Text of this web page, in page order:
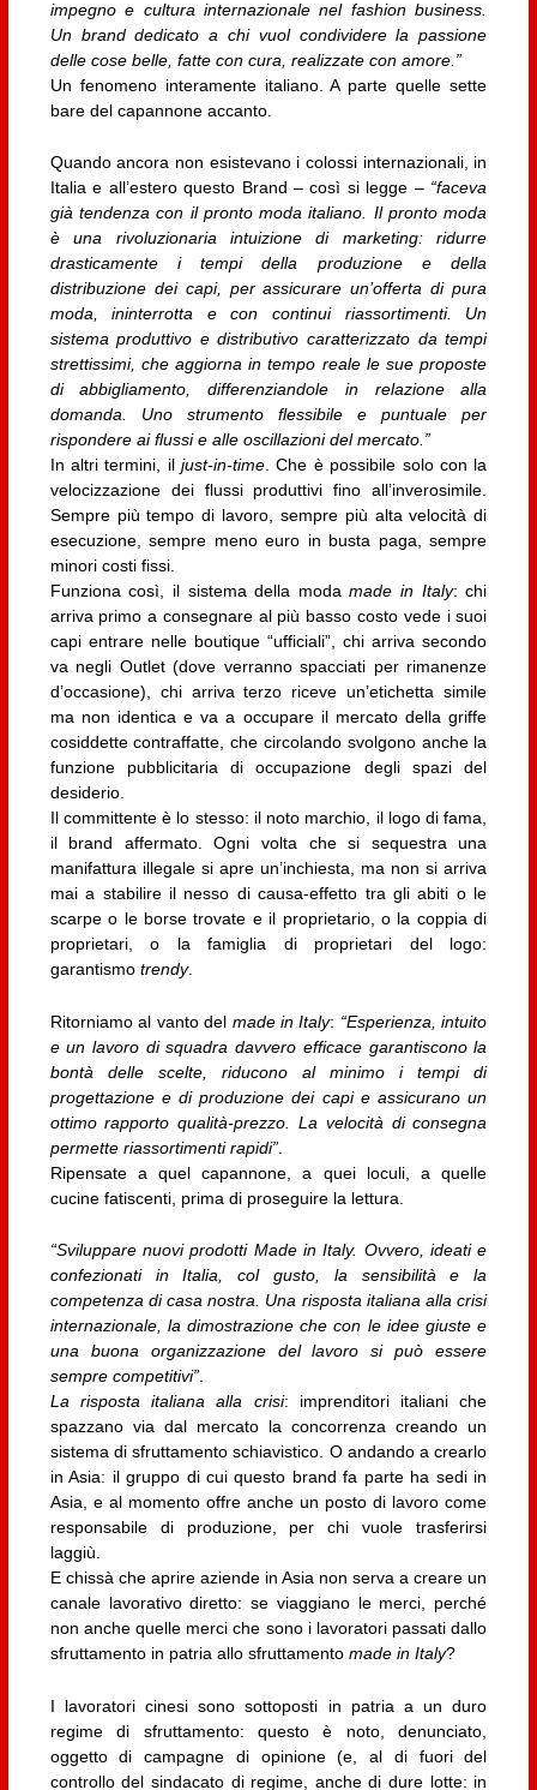
impegno e cultura internazionale nel fashion business.
Un brand dedicato a chi vuol condividere la passione
delle cose belle, fatte con cura, realizzate con amore.”
Un fenomeno interamente italiano. A parte quelle sette
bare del capannone accanto.
Quando ancora non esistevano i colossi internazionali, in
Italia e all’estero questo Brand – così si legge – “faceva
già tendenza con il pronto moda italiano. Il pronto moda
è una rivoluzionaria intuizione di marketing: ridurre
drasticamente i tempi della produzione e della
distribuzione dei capi, per assicurare un’offerta di pura
moda, ininterrotta e con continui riassortimenti. Un
sistema produttivo e distributivo caratterizzato da tempi
strettissimi, che aggiorna in tempo reale le sue proposte
di abbigliamento, differenziandole in relazione alla
domanda. Uno strumento flessibile e puntuale per
rispondere ai flussi e alle oscillazioni del mercato.”
In altri termini, iljust-in-time. Che è possibile solo con la
velocizzazione dei flussi produttivi fino all’inverosimile.
Sempre più tempo di lavoro, sempre più alta velocità di
esecuzione, sempre meno euro in busta paga, sempre
minori costi fissi.
Funziona così, il sistema della modamade in Italy: chi
arriva primo a consegnare al più basso costo vede i suoi
capi entrare nelle boutique “ufficiali”, chi arriva secondo
va negli Outlet (dove verranno spacciati per rimanenze
d’occasione), chi arriva terzo riceve un’etichetta simile
ma non identica e va a occupare il mercato della griffe
cosiddette contraffatte, che circolando svolgono anche la
funzione pubblicitaria di occupazione degli spazi del
desiderio.
Il committente è lo stesso: il noto marchio, il logo di fama,
il brand affermato. Ogni volta che si sequestra una
manifattura illegale si apre un’inchiesta, ma non si arriva
mai a stabilire il nesso di causa-effetto tra gli abiti o le
scarpe o le borse trovate e il proprietario, o la coppia di
proprietari, o la famiglia di proprietari del logo:
garantismo trendy.
Ritorniamo al vanto del made in Italy: “Esperienza, intuito
e un lavoro di squadra davvero efficace garantiscono la
bontà delle scelte, riducono al minimo i tempi di
progettazione e di produzione dei capi e assicurano un
ottimo rapporto qualità-prezzo. La velocità di consegna
permette riassortimenti rapidi”.
Ripensate a quel capannone, a quei loculi, a quelle
cucine fatiscenti, prima di proseguire la lettura.
“Sviluppare nuovi prodotti Made in Italy. Ovvero, ideati e
confezionati in Italia, col gusto, la sensibilità e la
competenza di casa nostra. Una risposta italiana alla crisi
internazionale, la dimostrazione che con le idee giuste e
una buona organizzazione del lavoro si può essere
sempre competitivi”.
La risposta italiana alla crisi: imprenditori italiani che
spazzano via dal mercato la concorrenza creando un
sistema di sfruttamento schiavistico. O andando a crearlo
in Asia: il gruppo di cui questo brand fa parte ha sedi in
Asia, e al momento offre anche un posto di lavoro come
responsabile di produzione, per chi vuole trasferirsi
laggiù.
E chissà che aprire aziende in Asia non serva a creare un
canale lavorativo diretto: se viaggiano le merci, perché
non anche quelle merci che sono i lavoratori passati dallo
sfruttamento in patria allo sfruttamento made in Italy?
I lavoratori cinesi sono sottoposti in patria a un duro
regime di sfruttamento: questo è noto, denunciato,
oggetto di campagne di opinione (e, al di fuori del
controllo del sindacato di regime, anche di dure lotte: in